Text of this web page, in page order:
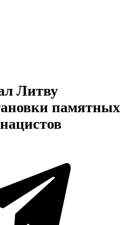
Литву
памятных